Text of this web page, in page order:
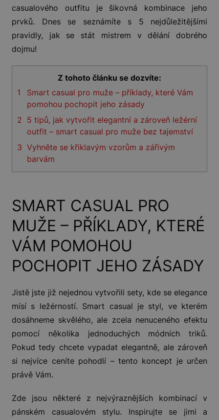
casualového outfitu je šikovná kombinace jeho
prvků. Dnes se seznámíte s 5 nejdůležitějšími
pravidly, jak se stát mistrem v dělání dobrého
dojmu!
Z tohoto článku se dozvíte:
1
Smart casual pro muže – příklady, které Vám
pomohou pochopit jeho zásady
2 5 tipů, jak vytvořit elegantní a zároveň ležérní
outfit – smart casual pro muže bez tajemství
3 Vyhněte se křiklavým vzorům a zářivým
barvám
SMART CASUAL PRO
MUŽE – PŘÍKLADY, KTERÉ
VÁM POMOHOU
POCHOPIT JEHO ZÁSADY
Jistě jste již nejednou vytvořili sety, kde se elegance
mísí s ležérností. Smart casual je styl, ve kterém
dosáhneme skvělého, ale zcela nenuceného efektu
pomocí několika jednoduchých módních triků.
Pokud tedy chcete vypadat elegantně, ale zároveň
si nejvíce ceníte pohodlí – tento koncept je určen
právě Vám.
Zde jsou některé z nejvýraznějších kombinací v
pánském casualovém stylu. Inspirujte se jimi a